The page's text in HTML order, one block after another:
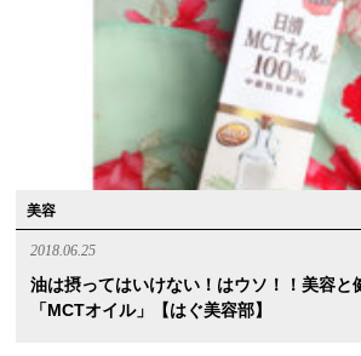
美容
2018.06.25
油は摂ってはいけない！はウソ！！美容と
「MCTオイル」【はぐ美容部】